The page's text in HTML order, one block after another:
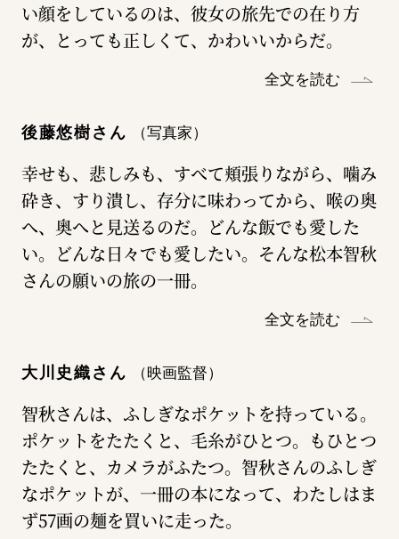
い顔をしているのは、彼女の旅先での在り方
が、とっても正しくて、かわいいからだ。
全文を読む
後藤悠樹さん （写真家）
幸せも、悲しみも、すべて頬張りながら、噛み
砕き、すり潰し、存分に味わってから、喉の奥
へ、奥へと見送るのだ。どんな飯でも愛した
い。どんな日々でも愛したい。そんな松本智秋
さんの願いの旅の一冊。
全文を読む
大川史織さん （映画監督）
智秋さんは、ふしぎなポケットを持っている。
ポケットをたたくと、毛糸がひとつ。もひとつ
たたくと、カメラがふたつ。智秋さんのふしぎ
なポケットが、一冊の本になって、わたしはま
ず57画の麺を買いに走った。